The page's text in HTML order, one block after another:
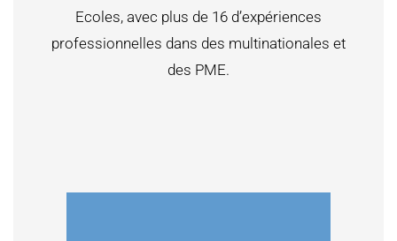
Ecoles, avec plus de 16 d’expériences
professionnelles dans des multinationales et
des PME.